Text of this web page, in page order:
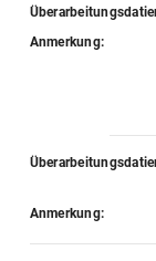
Anmerkung:
Anmerkung: